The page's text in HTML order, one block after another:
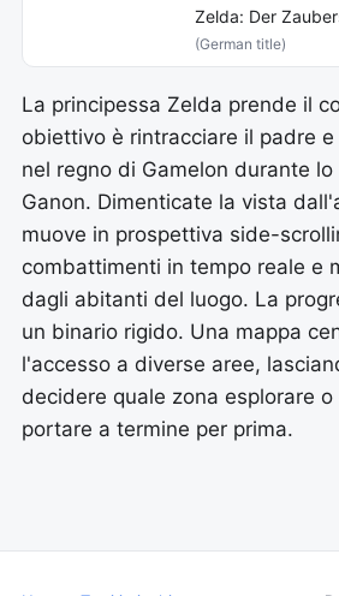
Zelda: Der
(German title)
La principessa Zelda prende il
obiettivo è rintracciare il padre
nel regno di Gamelon durante
Ganon. Dimenticate la vista
muove in prospettiva side-
combattimenti in tempo reale e
dagli abitanti del luogo. La
un binario rigido. Una mappa
l'accesso a diverse aree,
decidere quale zona esplorare
portare a termine per prima.